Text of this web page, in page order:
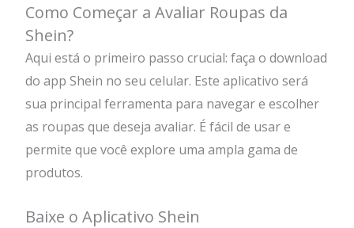
Como Começar a Avaliar Roupas da
Shein?
Aqui está o primeiro passo crucial: faça o download
do app Shein no seu celular. Este aplicativo será
sua principal ferramenta para navegar e escolher
as roupas que deseja avaliar. É fácil de usar e
permite que você explore uma ampla gama de
produtos.
Baixe o Aplicativo Shein